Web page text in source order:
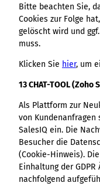
Bitte beachten Sie,
Cookies zur Folge
gelöscht wird und
muss.
Klicken Sie hier, um
13 CHAT-TOOL (Zoho
Als Plattform zur
von Kundenanfragen
SalesIQ ein. Die
Besucher die
(Cookie-Hinweis).
Einhaltung der
nachfolgend